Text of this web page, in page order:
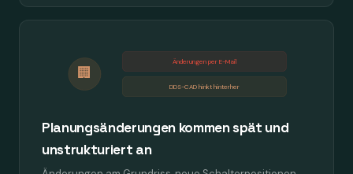
🏢
Änderungen per E-Mail
DDS-CAD hinkt hinterher
Planungsänderungen kommen spät und
unstrukturiert an